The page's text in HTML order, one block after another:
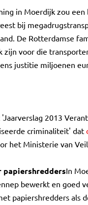
in Moerdijk zou een
bij
De Rotterdamse
zijn voor die
justitie miljoenen
2013
criminaliteit' dat
het Ministerie van
In
bewerkt en goed
papiershredders als